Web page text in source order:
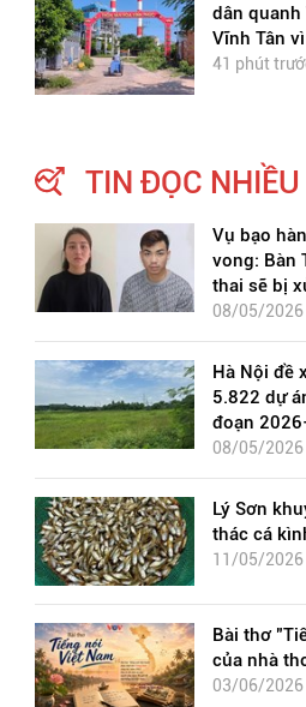
dân
Vĩnh Tân
41 phút
TIN ĐỌC
Vụ bạo
vong: Bàn
thai sẽ bị
08/05/2026 |
Hà Nội đề
5.822 dự
đoạn
08/05/2026 |
Lý Sơn
thác cá
11/05/2026 |
Bài thơ
của nhà
03/06/2026 |